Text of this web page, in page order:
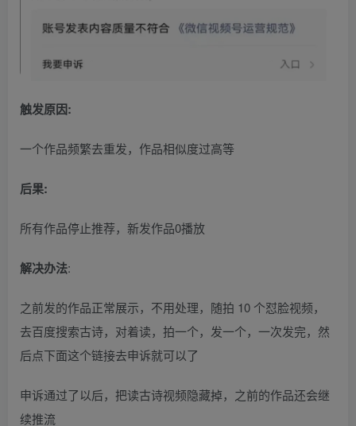
触发原因:
一个作品频繁去重发，作品相似度过高等
后果:
所有作品停止推荐，新发作品0播放
解决办法:
之前发的作品正常展示，不用处理，随拍 10 个怼脸视频，
去百度搜索古诗，对着读，拍一个，发一个，一次发完，然
后点下面这个链接去申诉就可以了
申诉通过了以后，把读古诗视频隐藏掉，之前的作品还会继
续推流